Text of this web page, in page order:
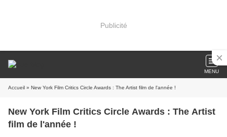
Publicité
MENU
Accueil » New York Film Critics Circle Awards : The Artist film de l'année !
New York Film Critics Circle Awards : The Artist
film de l'année !